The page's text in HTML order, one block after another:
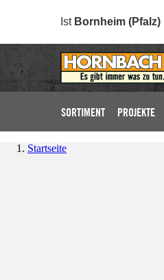
Ist Bornheim (Pfalz)
SORTIMENT PROJEKTE
Startseite